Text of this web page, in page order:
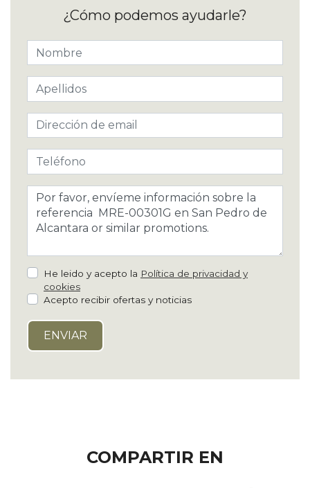
¿Cómo podemos ayudarle?
He leido y acepto la Política de privacidad y
cookies
Acepto recibir ofertas y noticias
COMPARTIR EN